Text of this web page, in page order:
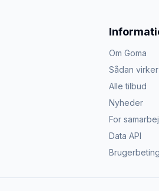
Om Goma
Sådan virker
Alle tilbud
Nyheder
For
Data API